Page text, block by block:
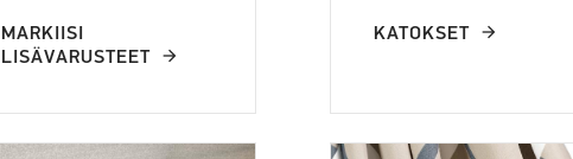
MARKIISI
LISÄVARUSTEET
KATOKSET